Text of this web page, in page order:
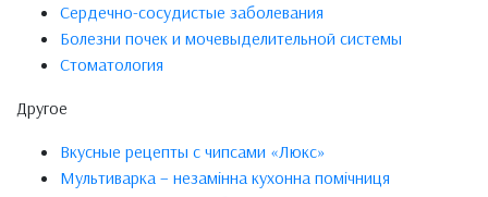
Сердечно-сосудистые заболевания
Болезни почек и мочевыделительной системы
Стоматология
Другое
Вкусные рецепты с чипсами «Люкс»
Мультиварка – незамінна кухонна помічниця